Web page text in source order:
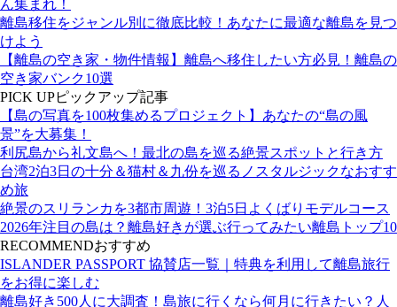
ん集まれ！
離島移住をジャンル別に徹底比較！あなたに最適な離島を見つ
けよう
【離島の空き家・物件情報】離島へ移住したい方必見！離島の
空き家バンク10選
PICK UPピックアップ記事
【島の写真を100枚集めるプロジェクト】あなたの“島の風
景”を大募集！
利尻島から礼文島へ！最北の島を巡る絶景スポットと行き方
台湾2泊3日の十分＆猫村＆九份を巡るノスタルジックなおすす
め旅
絶景のスリランカを3都市周遊！3泊5日よくばりモデルコース
2026年注目の島は？離島好きが選ぶ行ってみたい離島トップ10
RECOMMENDおすすめ
ISLANDER PASSPORT 協賛店一覧｜特典を利用して離島旅行
をお得に楽しむ
離島好き500人に大調査！島旅に行くなら何月に行きたい？人